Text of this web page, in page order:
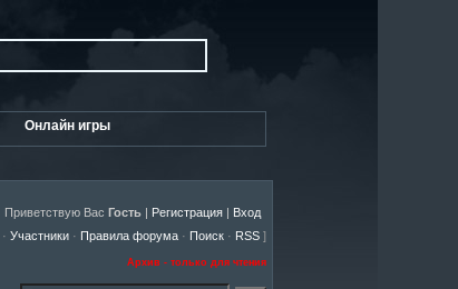
Онлайн игры
Приветствую Вас Гость | Регистрация | Вход
· Участники · Правила форума · Поиск · RSS ]
Архив - только для чтения